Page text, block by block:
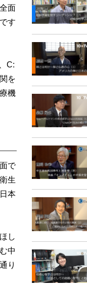
面
す
C:
を
機
で
生
本
し
中
り